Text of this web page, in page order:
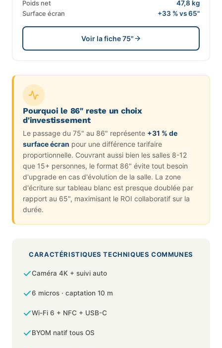
Poids net
47,8 kg
Surface écran
+33 % vs 65"
Voir la fiche 75"
Pourquoi le 86" reste un choix
d'investissement
Le passage du 75" au 86" représente +31 % de
surface écran pour une différence tarifaire
proportionnelle. Couvrant aussi bien les salles 8-12
que 15+ personnes, le format 86" évite tout besoin
d'upgrade en cas d'évolution de la salle. La zone
d'écriture sur tableau blanc est presque doublée par
rapport au 65", maximisant le ROI collaboratif sur la
durée.
CARACTÉRISTIQUES TECHNIQUES COMMUNES
Caméra 4K + suivi auto
6 micros · captation 10 m
Wi-Fi 6 + NFC + USB-C
BYOM natif tous OS